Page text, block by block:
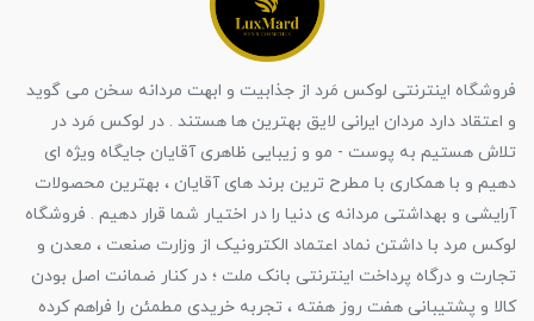
فروشگاه اینترنتی لوکس مَرد از جذابیت و ابهت مردانه سخن می گوید
و اعتقاد دارد مردان ایرانی لایق بهترین ها هستند . در لوکس مَرد در
تلاش هستیم به پوست - مو و زیبایی ظاهری آقایان جایگاه ویژه ای
دهیم و با همکاری با مطرح ترین برند های آقایان ، بهترین محصولات
آرایشی و بهداشتی مردانه ی دنیا را در اختیار شما قرار دهیم . فروشگاه
لوکس مرد با داشتن نماد اعتماد الکترونیک از وزارت صنعت ، معدن و
تجارت و درگاه پرداخت اینترنتی بانک ملت ؛ در کنار ضمانت اصل بودن
کالا و پشتیبانی هفت روز هفته ، تجربه خریدی مطمئن را فراهم کرده